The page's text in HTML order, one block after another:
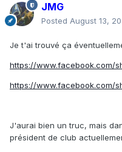
JMG
Posted August 13,
Je t'ai trouvé ça
https://www.facebook.com/
https://www.facebook.com/
J'aurai bien un truc, mais
président de club